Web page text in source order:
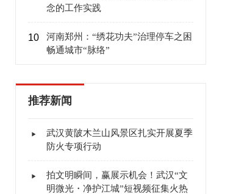
念的工作实践
10
河南郑州：“绣花功夫”治理停车之困
畅通城市“脉络”
推荐新闻
武汉黄陂木兰山风景区扎实开展夏季
防火专项行动
拍文明瞬间，赢展示机会！武汉“文
明微光・净护江城”短视频征集火热